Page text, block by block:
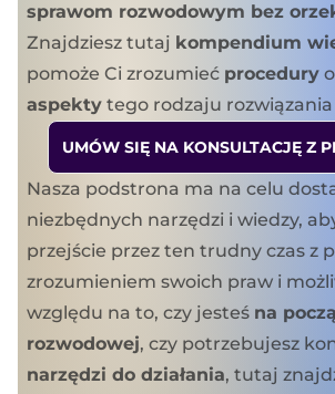
sprawom rozwodowym bez
Znajdziesz tutaj kompendium
pomoże Ci zrozumieć procedury
aspekty tego rodzaju rozwiązania
UMÓW SIĘ NA KONSULTACJĘ Z
Nasza podstrona ma na celu
niezbędnych narzędzi i wiedzy,
przejście przez ten trudny czas z
zrozumieniem swoich praw i
względu na to, czy jesteś na
rozwodowej, czy potrzebujesz
narzędzi do działania, tutaj